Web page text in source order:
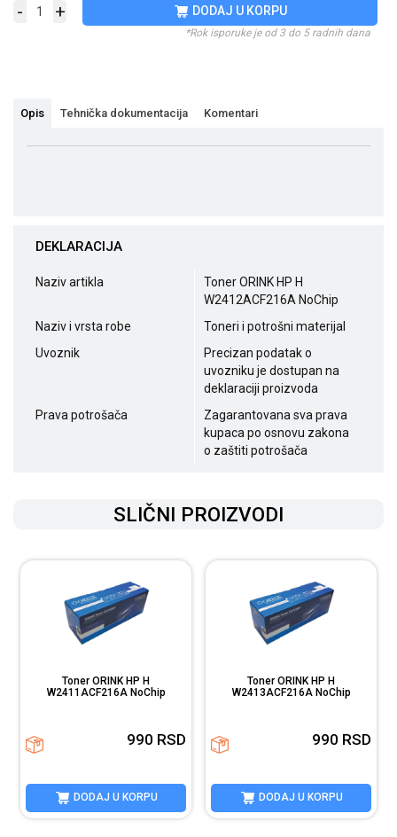
- + DODAJ U KORPU
*Rok isporuke je od 3 do 5 radnih dana
Opis Tehnička dokumentacija Komentari
DEKLARACIJA
Naziv artikla
Toner ORINK HP H
W2412ACF216A NoChip
Naziv i vrsta robe
Toneri i potrošni materijal
Uvoznik
Precizan podatak o
uvozniku je dostupan na
deklaraciji proizvoda
Prava potrošača
Zagarantovana sva prava
kupaca po osnovu zakona
o zaštiti potrošača
SLIČNI PROIZVODI
Toner ORINK HP H
W2411ACF216A NoChip
990 RSD
DODAJ U KORPU
Toner ORINK HP H
W2413ACF216A NoChip
990 RSD
DODAJ U KORPU